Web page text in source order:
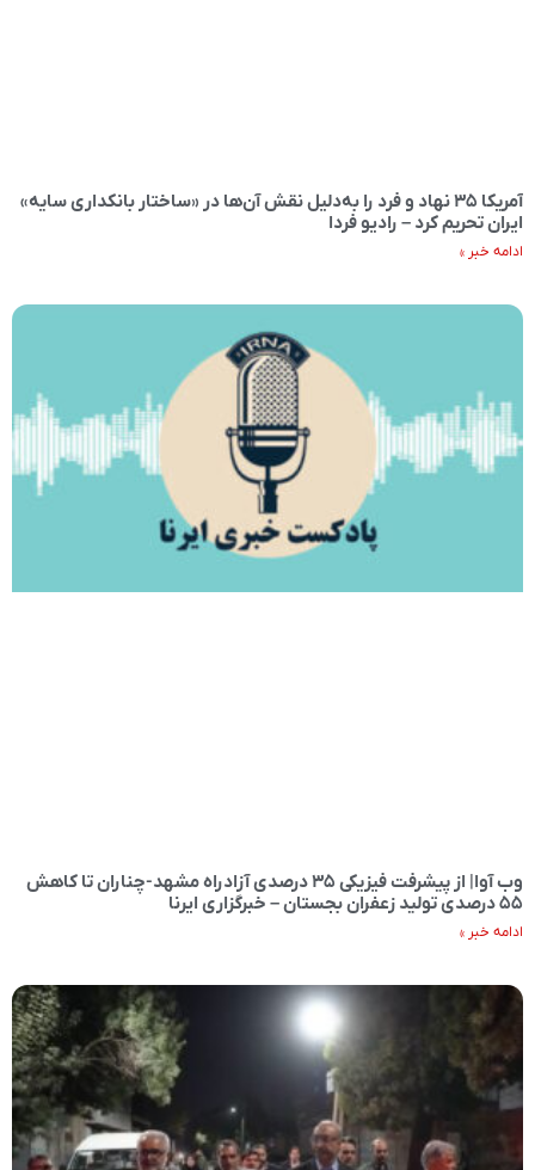
آمریکا ۳۵ نهاد و فرد را به‌دلیل نقش آن‌ها در «ساختار بانکداری سایه»
ایران تحریم کرد – رادیو فردا
ادامه خبر »
وب آوا| از پیشرفت فیزیکی ۳۵ درصدی آزادراه مشهد-چناران تا کاهش
۵۵ درصدی تولید زعفران بجستان – خبرگزاری ایرنا
ادامه خبر »